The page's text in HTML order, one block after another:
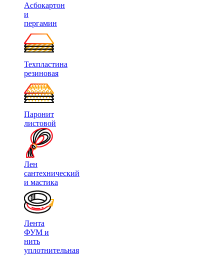
Асбокартон
и
пергамин
Техпластина
резиновая
Паронит
листовой
Лен
сантехнический
и мастика
Лента
ФУМ и
нить
уплотнительная